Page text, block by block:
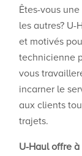
Êtes-vous
les autres?
et motivés
technicienne
vous
incarner le
aux clients
trajets.
U-Haul offre à